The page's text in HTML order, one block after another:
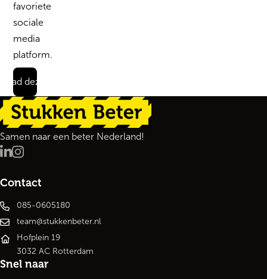
favoriete
sociale
media
platform.
deze quote
Terug naar de startpagina
Samen naar een beter Nederland!
LinkedIn
Instagram
Contact
085-0605180
team@stukkenbeter.nl
Hofplein 19
3032 AC Rotterdam
Snel naar